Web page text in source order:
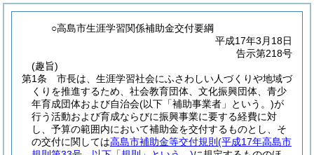
○高島市生涯学習関係補助金交付要綱
平成17年3月18日
告示第218号
(趣旨)
第1条
市長は、生涯学習社会にふさわしい人づくりや地域づ
くりを推進するため、社会教育団体、文化振興団体、青少
年育成団体および自治会(以下「補助事業者」という。)が
行う活動および育成ならびに振興事業に要する経費に対
し、予算の範囲内において補助金を交付するものとし、そ
の交付に関しては高島市補助金等交付規則 (平成17年高島市